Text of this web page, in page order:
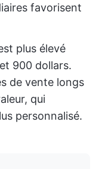
favorisent
plus élevé
900 dollars.
de vente longs
qui
personnalisé.